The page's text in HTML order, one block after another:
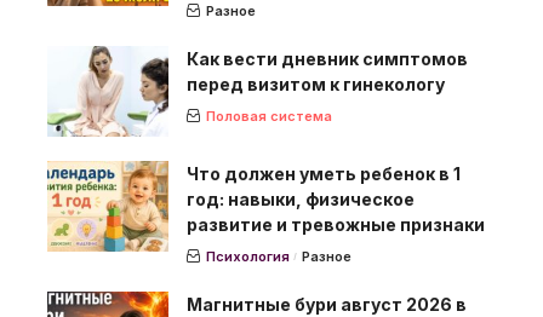
Разное
Как вести дневник симптомов
перед визитом к гинекологу
Половая система
Что должен уметь ребенок в 1
год: навыки, физическое
развитие и тревожные признаки
Психология Разное
Магнитные бури август 2026 в